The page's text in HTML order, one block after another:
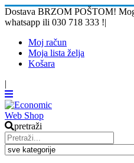
Dostava BRZOM POŠTOM!
whatsapp ili 030 718 333 !|
Moj račun
Moja lista želja
Košara
|
pretraži